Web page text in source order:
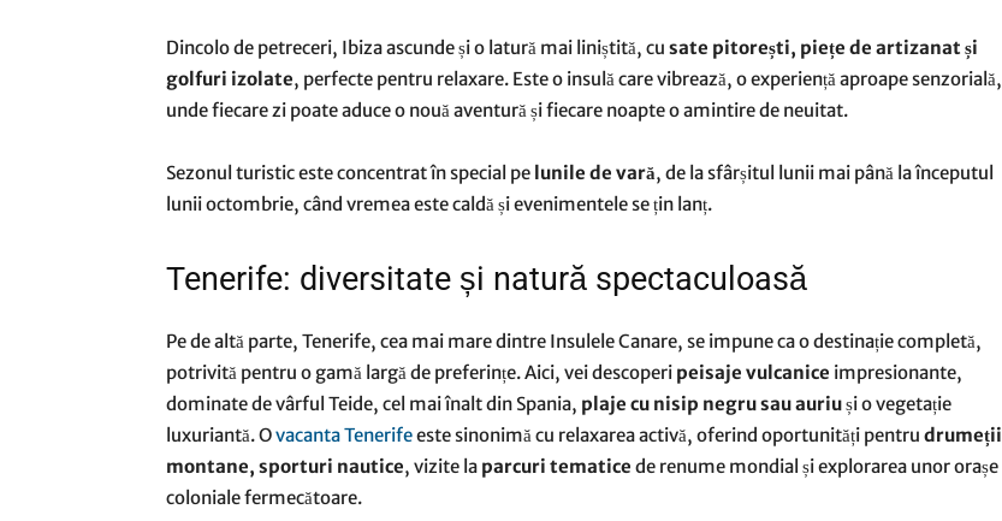
Dincolo de petreceri, Ibiza ascunde și o latură mai liniștită, cu sate pitorești, piețe de artizanat și
golfuri izolate, perfecte pentru relaxare. Este o insulă care vibrează, o experiență aproape senzorială,
unde fiecare zi poate aduce o nouă aventură și fiecare noapte o amintire de neuitat.
Sezonul turistic este concentrat în special pe lunile de vară, de la sfârșitul lunii mai până la începutul
lunii octombrie, când vremea este caldă și evenimentele se țin lanț.
Tenerife: diversitate și natură spectaculoasă
Pe de altă parte, Tenerife, cea mai mare dintre Insulele Canare, se impune ca o destinație completă,
potrivită pentru o gamă largă de preferințe. Aici, vei descoperi peisaje vulcanice impresionante,
dominate de vârful Teide, cel mai înalt din Spania, plaje cu nisip negru sau auriuși o vegetație
luxuriantă. Ovacanta Tenerifeeste sinonimă cu relaxarea activă, oferind oportunități pentru drumeții
montane, sporturi nautice, vizite la parcuri tematice de renume mondial și explorarea unor orașe
coloniale fermecătoare.